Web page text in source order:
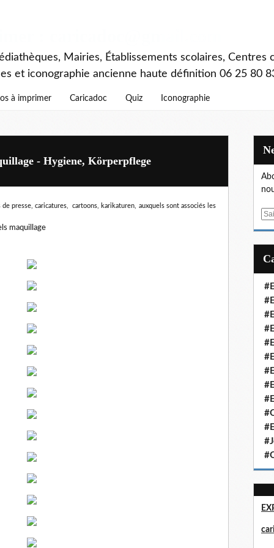
Mairies, Établissements scolaires, Centres
et iconographie ancienne haute définition 06 25 80
à imprimer Caricadoc Quiz Iconographie
- Hygiene, Körperpflege
presse, caricatures, cartoons, karikaturen, auxquels sont associés les
maquillage
E